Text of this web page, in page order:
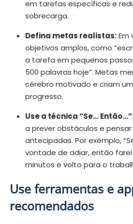
em tarefas específicas e
sobrecarga.
Defina metas realistas:Em
objetivos amplos, como
a tarefa em pequenos
500 palavras hoje”. Metas
cérebro motivado e criam
progresso.
Use a técnica “Se…
a prever obstáculos e
antecipadas. Por exemplo,
vontade de adiar, então
minutos e volto para o
Use ferramentas e
recomendados